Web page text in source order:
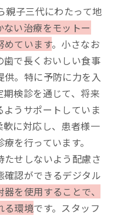
親子三代にわたって地
い治療をモットー
めています。小さなお
で長くおいしい食事
。特に予防に力を入
検診を通じて、将来
うサポートしていま
に対応し、患者様一
を行っています。
せしないよう配慮さ
認ができるデジタル
を使用することで、
る環境です。スタッフ